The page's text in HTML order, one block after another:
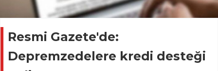
Resmi Gazete'de:
Depremzedelere kredi desteği